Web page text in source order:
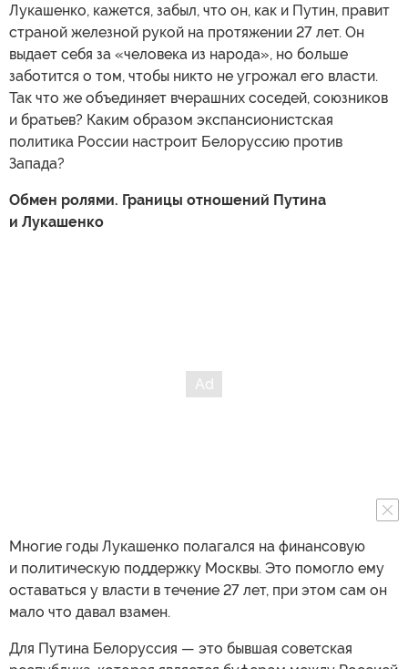
Лукашенко, кажется, забыл, что он, как и Путин, правит
страной железной рукой на протяжении 27 лет. Он
выдает себя за «человека из народа», но больше
заботится о том, чтобы никто не угрожал его власти.
Так что же объединяет вчерашних соседей, союзников
и братьев? Каким образом экспансионистская
политика России настроит Белоруссию против
Запада?
Обмен ролями. Границы отношений Путина
и Лукашенко
Многие годы Лукашенко полагался на финансовую
и политическую поддержку Москвы. Это помогло ему
оставаться у власти в течение 27 лет, при этом сам он
мало что давал взамен.
Для Путина Белоруссия — это бывшая советская